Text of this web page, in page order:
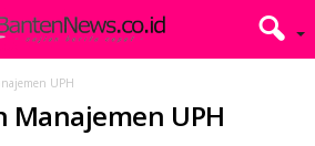
UPH
Manajemen UPH